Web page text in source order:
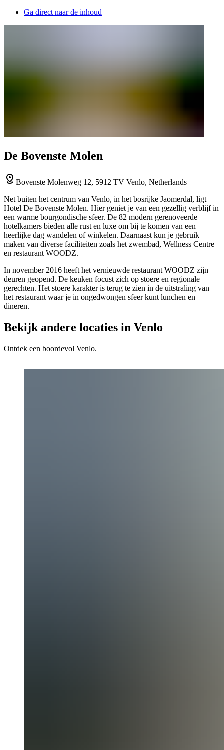
Ga direct naar de inhoud
De Bovenste Molen
Bovenste Molenweg 12, 5912 TV Venlo, Netherlands
Net buiten het centrum van Venlo, in het bosrijke Jaomerdal, ligt
Hotel De Bovenste Molen. Hier geniet je van een gezellig verblijf in
een warme bourgondische sfeer. De 82 modern gerenoveerde
hotelkamers bieden alle rust en luxe om bij te komen van een
heerlijke dag wandelen of winkelen. Daarnaast kun je gebruik
maken van diverse faciliteiten zoals het zwembad, Wellness Centre
en restaurant WOODZ.
In november 2016 heeft het vernieuwde restaurant WOODZ zijn
deuren geopend. De keuken focust zich op stoere en regionale
gerechten. Het stoere karakter is terug te zien in de uitstraling van
het restaurant waar je in ongedwongen sfeer kunt lunchen en
dineren.
Bekijk andere locaties in Venlo
Ontdek een boordevol Venlo.